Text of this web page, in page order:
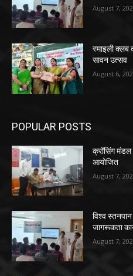
August 7,
स्माइली क्लब
सावन उत्सव
August 6,
POPULAR POSTS
क्रॉसिंग मंडल
आयोजित
August 7,
विश्व
जागरूकता
August 7,